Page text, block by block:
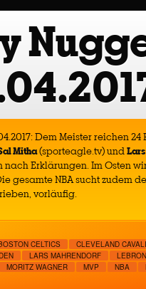
Dem Meister reichen
Mitha(sporteagle.tv) und
nach Erklärungen. Im Osten
gesamte NBA sucht zudem
vorläufig.
CELTICS
CLEVELAND
LARS MAHRENDORF
MORITZ WAGNER MVP NBA